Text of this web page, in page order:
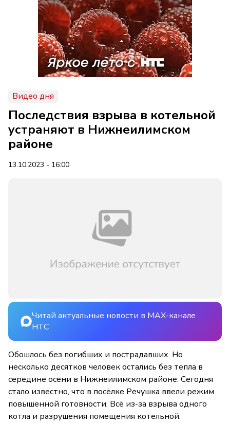
Видео дня
Последствия взрыва в котельной
устраняют в Нижнеилимском
районе
13.10.2023 - 16:00
Читай актуальные новости в MAX-канале
НТС
Обошлось без погибших и пострадавших. Но
несколько десятков человек остались без тепла в
середине осени в Нижнеилимском районе. Сегодня
стало известно, что в посёлке Речушка ввели режим
повышенной готовности. Всё из-за взрыва одного
котла и разрушения помещения котельной.